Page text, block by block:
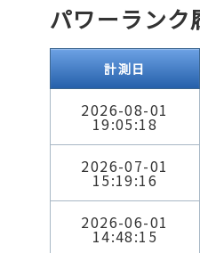
パワーランク
計測日
2026-08-01
19:05:18
2026-07-01
15:19:16
2026-06-01
14:48:15